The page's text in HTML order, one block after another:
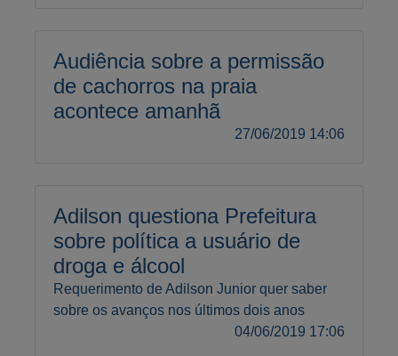
Audiência sobre a permissão
de cachorros na praia
acontece amanhã
27/06/2019 14:06
Adilson questiona Prefeitura
sobre política a usuário de
droga e álcool
Requerimento de Adilson Junior quer saber
sobre os avanços nos últimos dois anos
04/06/2019 17:06